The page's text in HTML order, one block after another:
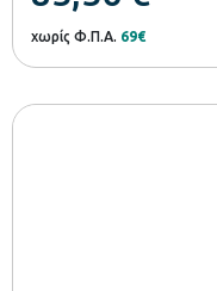
χωρίς Φ.Π.Α. 69€